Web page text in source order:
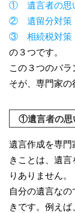
① 遺言者の思
② 遺留分対策
③ 相続税対策
の３つです。
この３つのバ
そが、専門家の
①遺言者の思
遺言作成を専
きことは、遺
りありません。
自分の遺言な
きです。例えば